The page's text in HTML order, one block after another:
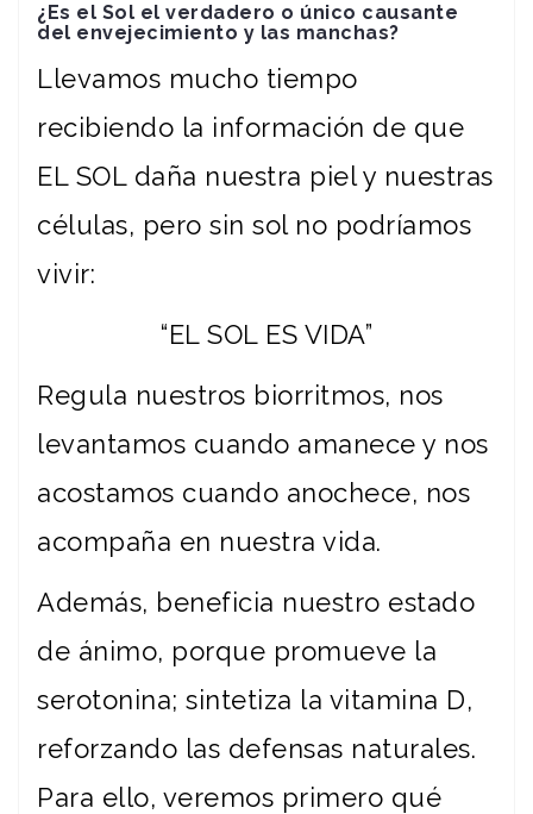
¿Es el Sol el verdadero o único causante
del envejecimiento y las manchas?
Llevamos mucho tiempo
recibiendo la información de que
EL SOL daña nuestra piel y nuestras
células, pero sin sol no podríamos
vivir:
“EL SOL ES VIDA”
Regula nuestros biorritmos, nos
levantamos cuando amanece y nos
acostamos cuando anochece, nos
acompaña en nuestra vida.
Además, beneficia nuestro estado
de ánimo, porque promueve la
serotonina; sintetiza la vitamina D,
reforzando las defensas naturales.
Para ello, veremos primero qué